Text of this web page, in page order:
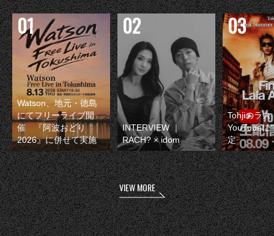
Watson、地元・徳島
にてフリーライブ開
催 『阿波おどり
2026』に併せて実施
INTERVIEW ｜
RACH? × idom
Tohjiのラス
YouTubeに
定
VIEW MORE